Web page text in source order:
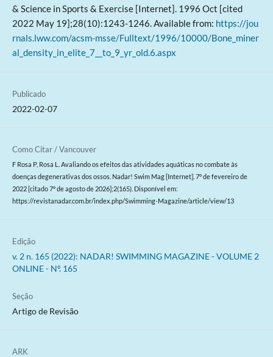
& Science in Sports & Exercise [Internet]. 1996 Oct [cited
2022 May 19];28(10):1243-1246. Available from: https://jou
rnals.lww.com/acsm-msse/Fulltext/1996/10000/Bone_miner
al_density_in_elite_7__to_9_yr_old.6.aspx
Publicado
2022-02-07
Como Citar / Vancouver
F Rosa P, Rosa L. Avaliando os efeitos das atividades aquáticas no combate às
doenças degenerativas dos ossos. Nadar! Swim Mag [Internet]. 7º de fevereiro de
2022 [citado 7º de agosto de 2026];2(165). Disponível em:
https://revistanadar.com.br/index.php/Swimming-Magazine/article/view/13
Edição
v. 2 n. 165 (2022): NADAR! SWIMMING MAGAZINE - VOLUME 2
ONLINE - Nº. 165
Seção
Artigo de Revisão
ARK